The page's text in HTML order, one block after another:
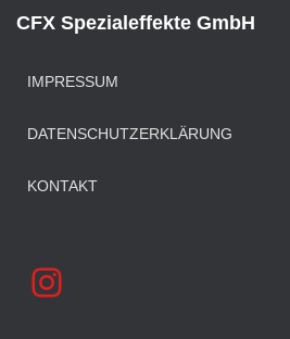
CFX Spezialeffekte GmbH
IMPRESSUM
DATENSCHUTZERKLÄRUNG
KONTAKT